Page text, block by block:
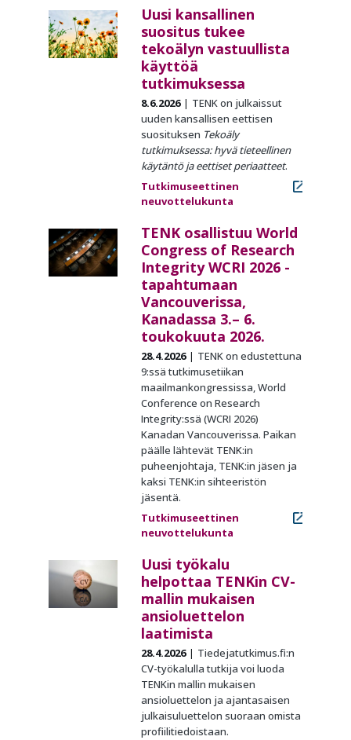
Uusi kansallinen
suositus tukee
tekoälyn vastuullista
käyttöä
tutkimuksessa
8.6.2026
TENK on julkaissut
uuden kansallisen eettisen
suosituksen Tekoäly
tutkimuksessa: hyvä tieteellinen
käytäntö ja eettiset periaatteet.
Tutkimuseettinen
neuvottelukunta
TENK osallistuu World
Congress of Research
Integrity WCRI 2026 -
tapahtumaan
Vancouverissa,
Kanadassa 3.– 6.
toukokuuta 2026.
28.4.2026
TENK on edustettuna
9:ssä tutkimusetiikan
maailmankongressissa, World
Conference on Research
Integrity:ssä (WCRI 2026)
Kanadan Vancouverissa. Paikan
päälle lähtevät TENK:in
puheenjohtaja, TENK:in jäsen ja
kaksi TENK:in sihteeristön
jäsentä.
Tutkimuseettinen
neuvottelukunta
Uusi työkalu
helpottaa TENKin CV-
mallin mukaisen
ansioluettelon
laatimista
28.4.2026
Tiedejatutkimus.fi:n
CV-työkalulla tutkija voi luoda
TENKin mallin mukaisen
ansioluettelon ja ajantasaisen
julkaisuluettelon suoraan omista
profiilitiedoistaan.